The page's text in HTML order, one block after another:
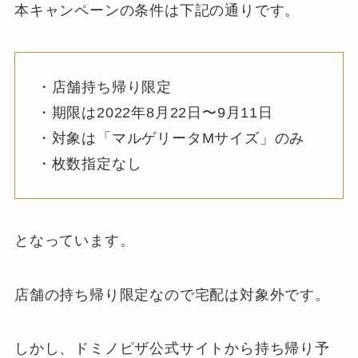
本キャンペーンの条件は下記の通りです。
・店舗持ち帰り限定
・期限は2022年8月22日〜9月11日
・対象は「マルゲリータMサイズ」のみ
・枚数指定なし
となっています。
店舗の持ち帰り限定なので宅配は対象外です。
しかし、ドミノピザ公式サイトから持ち帰り予